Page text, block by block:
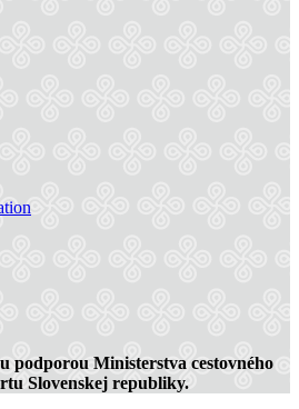
podporou Ministerstva cestovného
Slovenskej republiky.